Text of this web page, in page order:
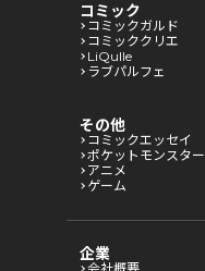
コミック
コミックガルド
コミッククリエ
LiQulle
ラブパルフェ
その他
コミックエッセイ
ポケットモンスター
アニメ
ゲーム
企業